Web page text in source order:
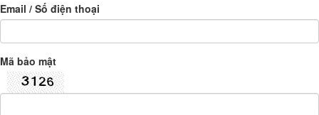
Email / Số điện thoại
Mã bảo mật